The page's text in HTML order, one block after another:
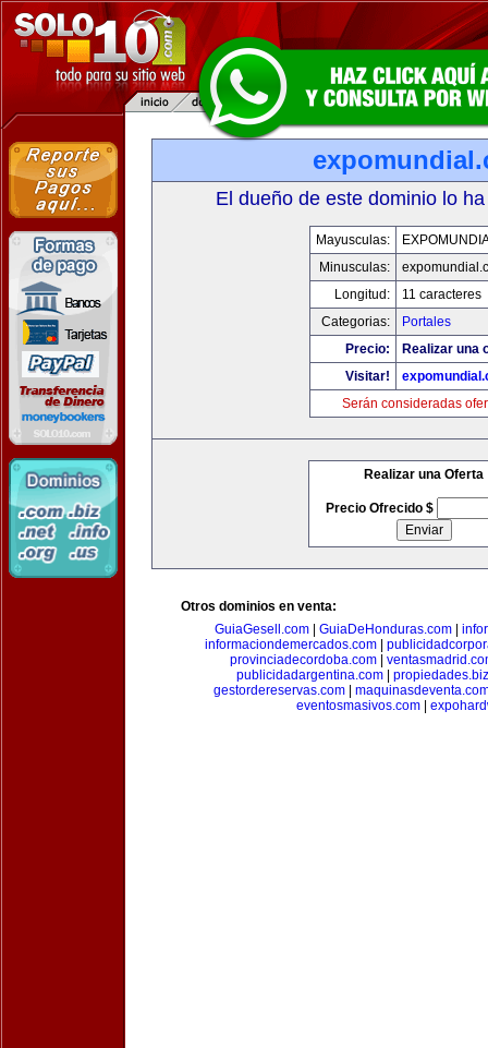
El dueño de este dominio lo
Mayusculas:
Minusculas:
Longitud:
11 caracteres
Categorias:
Portales
Precio:
Realizar una
Visitar!
Serán consideradas
Realizar una Oferta
Precio Ofrecido $
Otros dominios en venta:
GuiaGesell.com| GuiaDeHonduras.com|
informaciondemercados.com|
provinciadecordoba.com
publicidadargentina.com| propiedades.biz
gestordereservas.com|
eventosmasivos.com